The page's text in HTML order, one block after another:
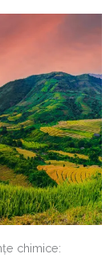
chimice: